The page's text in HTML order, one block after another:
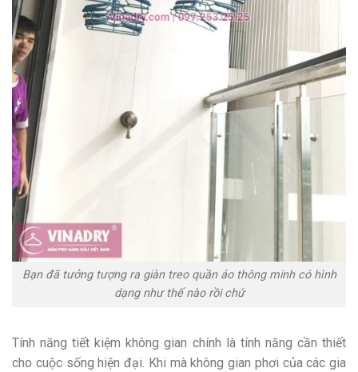
Bạn đã tưởng tượng ra giàn treo quần áo thông minh có hình
dạng như thế nào rồi chứ
Tính năng tiết kiệm không gian chính là tính năng cần thiết
cho cuộc sống hiện đại. Khi mà không gian phơi của các gia